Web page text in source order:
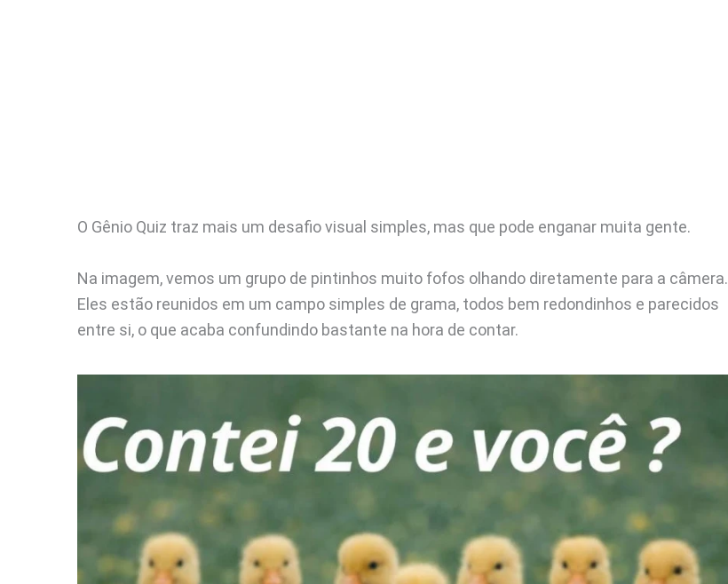
O Gênio Quiz traz mais um desafio visual simples, mas que pode enganar muita gente.
Na imagem, vemos um grupo de pintinhos muito fofos olhando diretamente para a câmera.
Eles estão reunidos em um campo simples de grama, todos bem redondinhos e parecidos
entre si, o que acaba confundindo bastante na hora de contar.